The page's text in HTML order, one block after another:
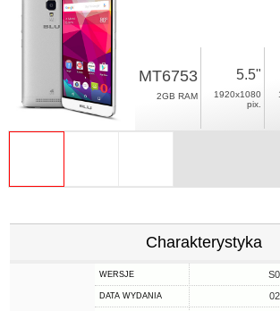
MT6753
2GB RAM
5.5"
1920x1080
pix.
Charakterystyka
WERSJE
DATA WYDANIA